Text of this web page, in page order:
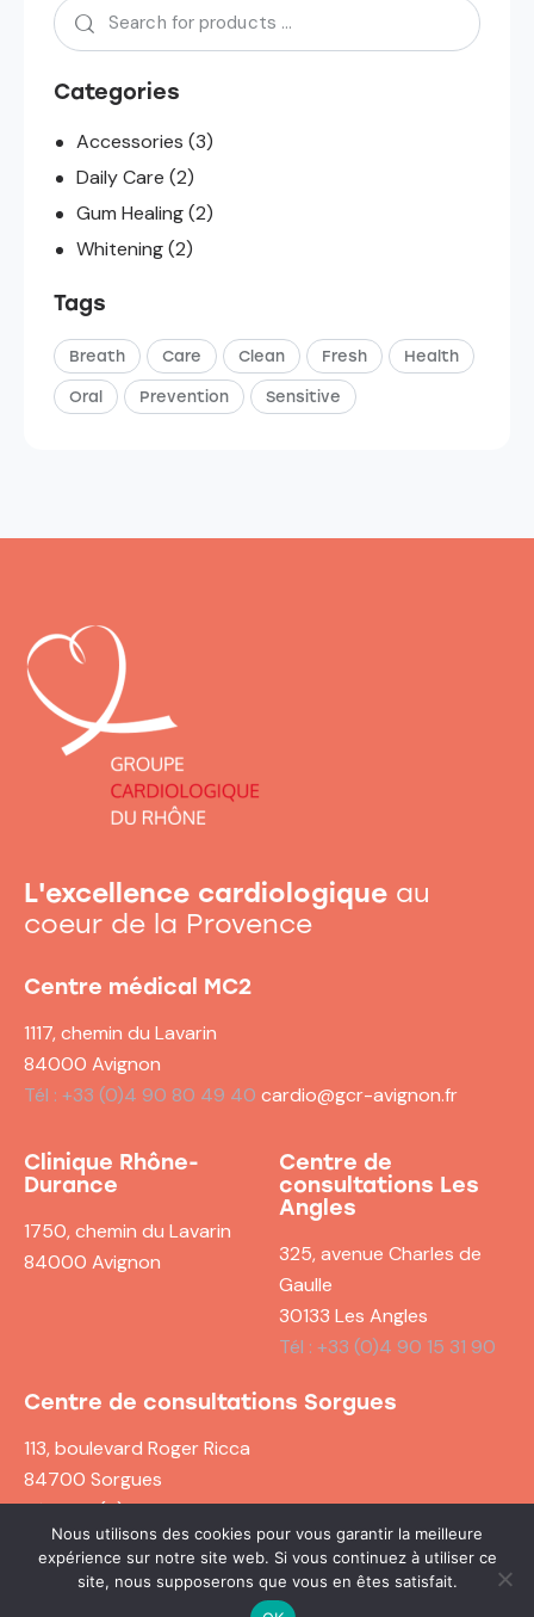
Categories
Accessories (3)
Daily Care (2)
Gum Healing(2)
Whitening(2)
Tags
Breath Care Clean Fresh Health
Oral Prevention Sensitive
L'excellence cardiologique au
coeur de la Provence
Centre médical MC2
1117, chemin du Lavarin
84000 Avignon
Tél : +33 (0)4 90 80 49 40 cardio@gcr-avignon.fr
Clinique Rhône-
Durance
1750, chemin du Lavarin
84000 Avignon
Centre de
consultations Les
Angles
325, avenue Charles de
Gaulle
30133 Les Angles
Tél : +33 (0)4 90 15 31 90
Centre de consultations Sorgues
113, boulevard Roger Ricca
84700 Sorgues
Tél : +33 (0)4 90 83 41 00
© Groupe Cardiologique du Rhône 2023 | Conception
Nous utilisons des cookies pour vous garantir la meilleure
expérience sur notre site web. Si vous continuez à utiliser ce
site, nous supposerons que vous en êtes satisfait.